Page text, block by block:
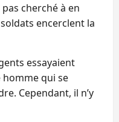
cherché à en
encerclent la
essayaient
homme qui se
Cependant, il n’y